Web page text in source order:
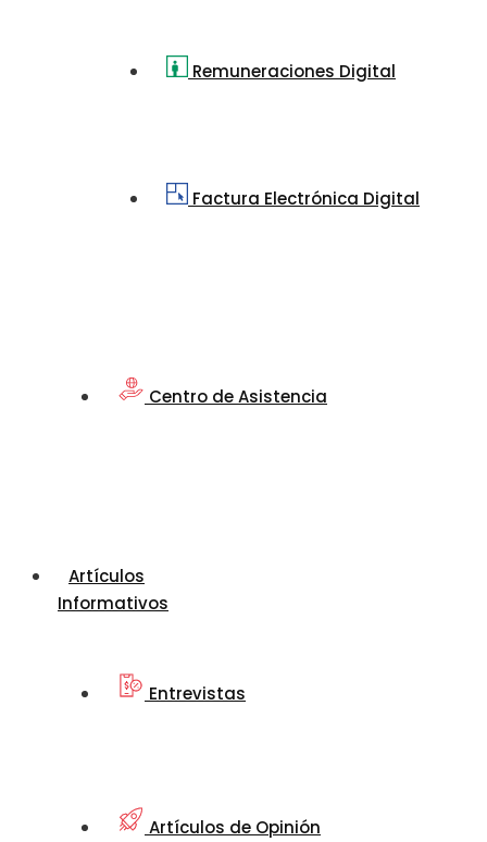
Remuneraciones Digital
Factura Electrónica Digital
Centro de Asistencia
Artículos
Informativos
Entrevistas
Artículos de Opinión